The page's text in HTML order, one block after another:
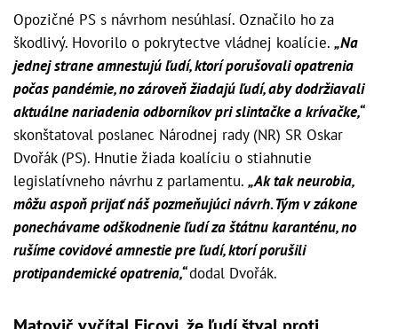
Opozičné PS s návrhom nesúhlasí. Označilo ho za
škodlivý. Hovorilo o pokrytectve vládnej koalície. „Na
jednej strane amnestujú ľudí, ktorí porušovali opatrenia
počas pandémie, no zároveň žiadajú ľudí, aby dodržiavali
aktuálne nariadenia odborníkov pri slintačke a krívačke,“
skonštatoval poslanec Národnej rady (NR) SR Oskar
Dvořák (PS). Hnutie žiada koalíciu o stiahnutie
legislatívneho návrhu z parlamentu. „Ak tak neurobia,
môžu aspoň prijať náš pozmeňujúci návrh. Tým v zákone
ponechávame odškodnenie ľudí za štátnu karanténu, no
rušíme covidové amnestie pre ľudí, ktorí porušili
protipandemické opatrenia,“dodal Dvořák.